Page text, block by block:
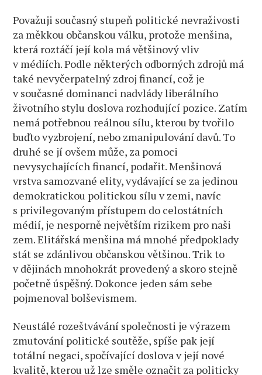
Považuji současný stupeň politické nevraživosti
za měkkou občanskou válku, protože menšina,
která roztáčí její kola má většinový vliv
v médiích. Podle některých odborných zdrojů má
také nevyčerpatelný zdroj financí, což je
v současné dominanci nadvlády liberálního
životního stylu doslova rozhodující pozice. Zatím
nemá potřebnou reálnou sílu, kterou by tvořilo
buďto vyzbrojení, nebo zmanipulování davů. To
druhé se jí ovšem může, za pomoci
nevysychajících financí, podařit. Menšinová
vrstva samozvané elity, vydávající se za jedinou
demokratickou politickou sílu v zemi, navíc
s privilegovaným přístupem do celostátních
médií, je nesporně největším rizikem pro naši
zem. Elitářská menšina má mnohé předpoklady
stát se zdánlivou občanskou většinou. Trik to
v dějinách mnohokrát provedený a skoro stejně
početně úspěšný. Dokonce jeden sám sebe
pojmenoval bolševismem.
Neustálé rozeštvávání společnosti je výrazem
zmutování politické soutěže, spíše pak její
totální negaci, spočívající doslova v její nové
kvalitě, kterou už lze směle označit za politicky